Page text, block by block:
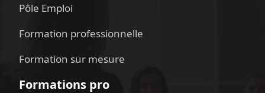
Pôle Emploi
Formation professionnelle
Formation sur mesure
Formations pro